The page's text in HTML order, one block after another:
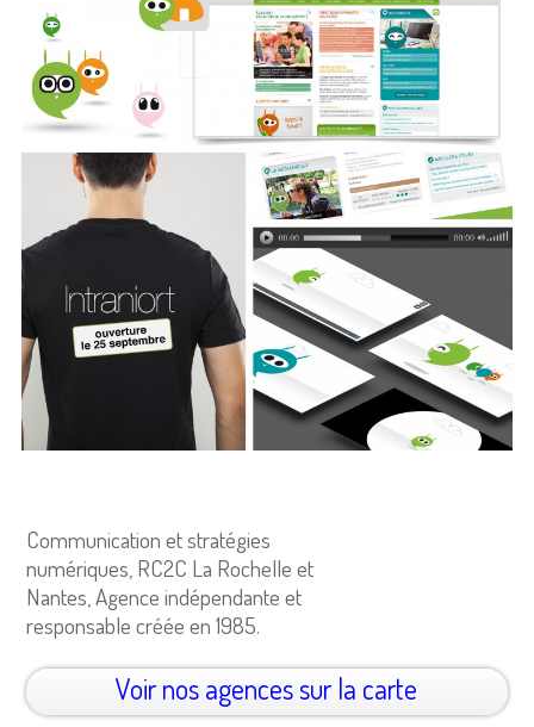
Communication et stratégies
numériques, RC2C La Rochelle et
Nantes, Agence indépendante et
responsable créée en 1985.
Voir nos agences sur la carte